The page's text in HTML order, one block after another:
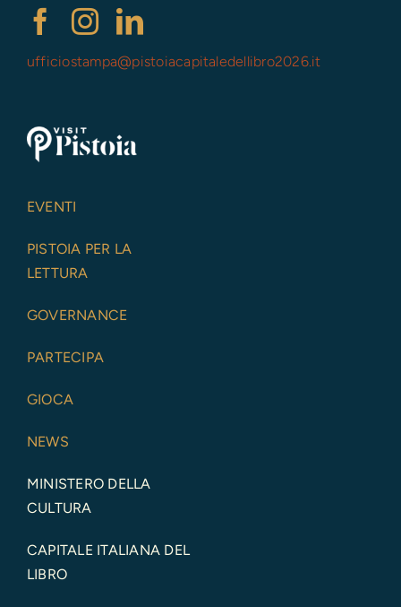
ufficiostampa@pistoiacapitaledellibro2026.it
EVENTI
PISTOIA PER LA
LETTURA
GOVERNANCE
PARTECIPA
GIOCA
NEWS
MINISTERO DELLA
CULTURA
CAPITALE ITALIANA DEL
LIBRO